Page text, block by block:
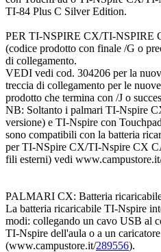
TI-84 Plus C Silver Edition.
PER TI-NSPIRE CX/TI-NSPIRE
(codice prodotto con finale /G o
di collegamento.
VEDI vedi cod. 304206 per la
treccia di collegamento per le
prodotto che termina con /J o
NB: Soltanto i palmari TI-Nspire
versione) e TI-Nspire con
sono compatibili con la batteria
per TI-NSpire CX/TI-Nspire CX
fili esterni) vedi
PALMARI CX: Batteria
La batteria ricaricabile TI-Nspire
modi: collegando un cavo USB al
TI-Nspire dell'aula o a un caricatore
(www.campustore.it/289556).